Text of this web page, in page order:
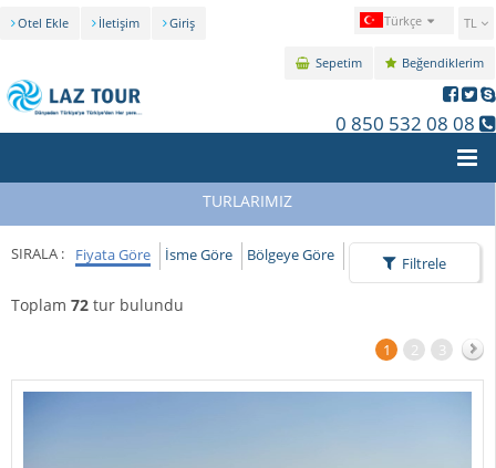
Otel Ekle İletişim Giriş TL
Türkçe
Beğendiklerim
Sepetim
0 850 532 08 08
TURLARIMIZ
SIRALA : Fiyata Göre İsme Göre Bölgeye Göre Filtrele
Toplam 72 tur bulundu
1 2 3 İleri